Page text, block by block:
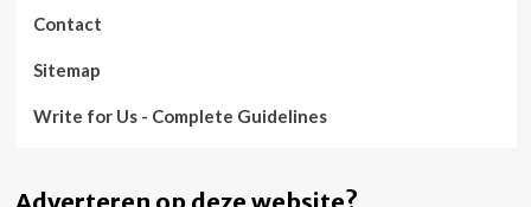
Contact
Sitemap
Write for Us - Complete Guidelines